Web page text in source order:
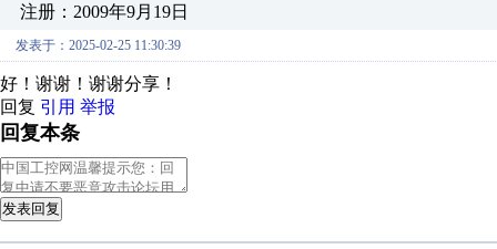
注册：2009年9月19日
发表于：2025-02-25 11:30:39
好！谢谢！谢谢分享！
回复 引用 举报
回复本条
发表回复